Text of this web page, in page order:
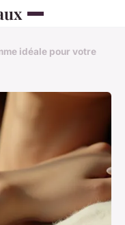
idéale pour votre